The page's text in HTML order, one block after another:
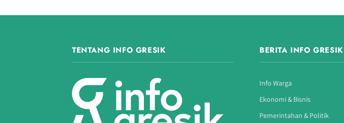
TENTANG INFO GRESIK BERITA INFO GRESIK
Info Warga
Ekonomi & Bisnis
Pemerintahan & Politik